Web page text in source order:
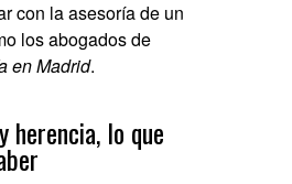
con la asesoría de un
los abogados de
en Madrid.
herencia, lo que